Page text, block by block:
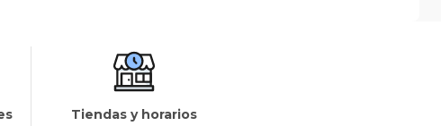
Tiendas y horarios